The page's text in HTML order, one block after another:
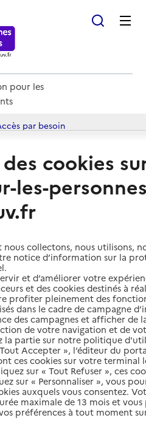
pour les
par besoin
l'annuaire
à
- Centre
Sociale
et services autour de
cookies
les-
collectons, nous utilisons,
notice d’information sur la
et d’améliorer votre
et des cookies destinés à
profiter pleinement des
dans le cadre de campagne
des campagnes et afficher de
de votre navigation et de
la partie sur notre politique
Accepter », l’éditeur du
ces cookies sur votre terminal
sur « Tout Refuser », ces
sur « Personnaliser », vous
auxquels vous consentez.
maximale de 13 mois et
préférences à tout moment